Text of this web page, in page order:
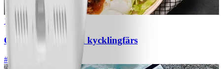
1
Chili con carne med kycklingfärs
#